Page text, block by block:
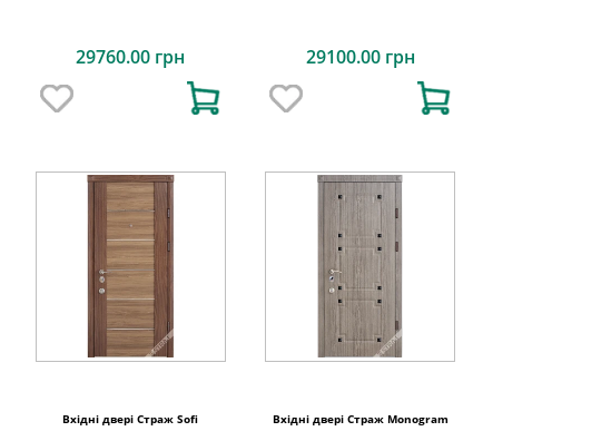
29760.00 грн 29100.00 грн
Вхідні двері Страж Sofi Вхідні двері Страж Monogram